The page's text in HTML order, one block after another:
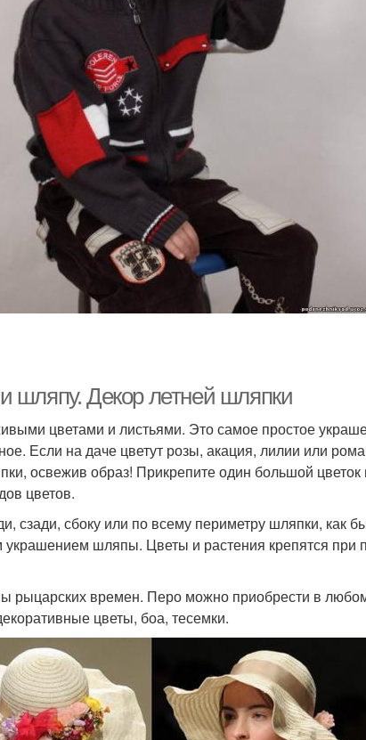
шляпу. Декор летней шляпки
цветами и листьями. Это самое простое
Если на даче цветут розы, акация, лилии или
освежив образ! Прикрепите один большой
цветов.
сзади, сбоку или по всему периметру шляпки, как
украшением шляпы. Цветы и растения крепятся при
рыцарских времен. Перо можно приобрести в
цветы, боа, тесемки.